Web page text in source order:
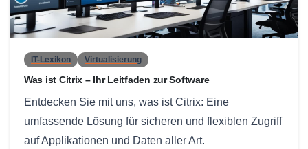
0
IT-Lexikon Virtualisierung
Was ist Citrix – Ihr Leitfaden zur Software
Entdecken Sie mit uns, was ist Citrix: Eine
umfassende Lösung für sicheren und flexiblen Zugriff
auf Applikationen und Daten aller Art.